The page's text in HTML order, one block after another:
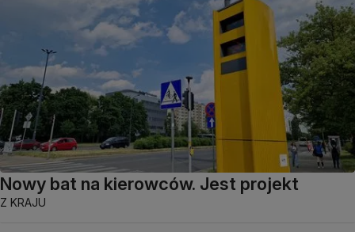
Nowy bat na kierowców. Jest projekt
Z KRAJU